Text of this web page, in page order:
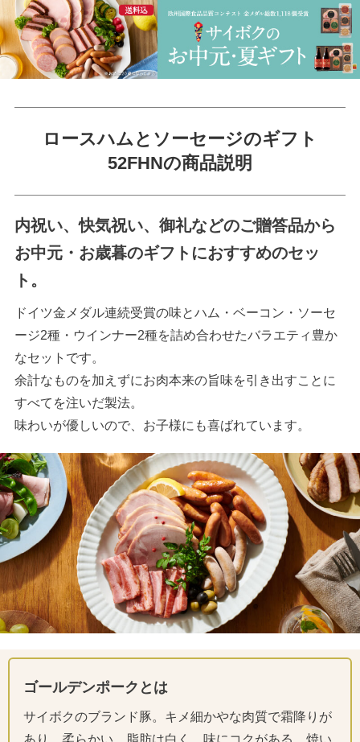
ロースハムとソーセージのギフト
52FHNの商品説明
内祝い、快気祝い、御礼などのご贈答品から
お中元・お歳暮のギフトにおすすめのセッ
ト。
ドイツ金メダル連続受賞の味とハム・ベーコン・ソーセ
ージ2種・ウインナー2種を詰め合わせたバラエティ豊か
なセットです。
余計なものを加えずにお肉本来の旨味を引き出すことに
すべてを注いだ製法。
味わいが優しいので、お子様にも喜ばれています。
ゴールデンポークとは
サイボクのブランド豚。キメ細かやな肉質で霜降りが
あり、柔らかい。脂肪は白く、味にコクがある。焼い